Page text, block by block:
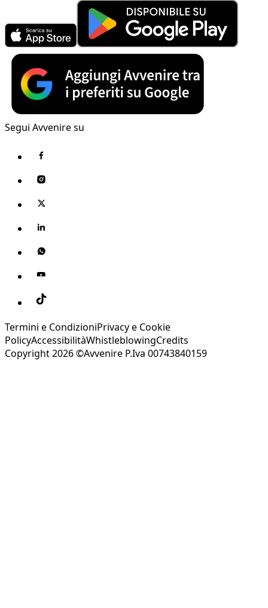
Segui Avvenire su
Termini e CondizioniPrivacy e Cookie
PolicyAccessibilitàWhistleblowingCredits
Copyright 2026 ©Avvenire P.Iva 00743840159